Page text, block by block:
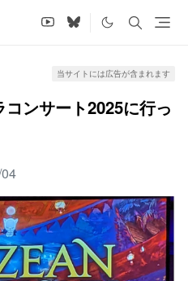
当サイトには広告が含まれます
コンサート2025に行っ